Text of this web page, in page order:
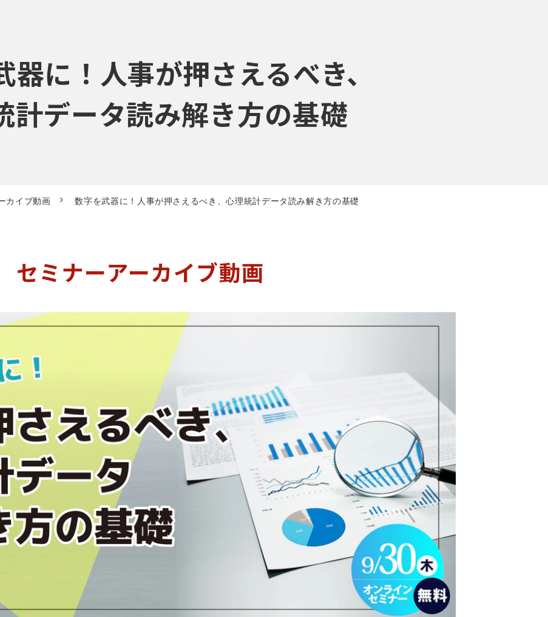
器に！人事が押さえるべき、
計データ読み解き方の基礎
カイブ動画 数字を武器に！人事が押さえるべき、心理統計データ読み解き方の基礎
セミナーアーカイブ動画